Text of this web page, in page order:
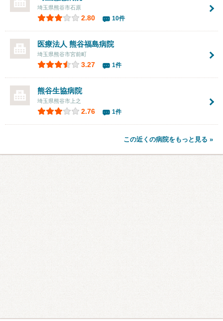
埼玉県熊谷市石原
2.80 10件
医療法人 熊谷福島病院
埼玉県熊谷市宮前町
3.27 1件
熊谷生協病院
埼玉県熊谷市上之
2.76 1件
この近くの病院をもっと見る »